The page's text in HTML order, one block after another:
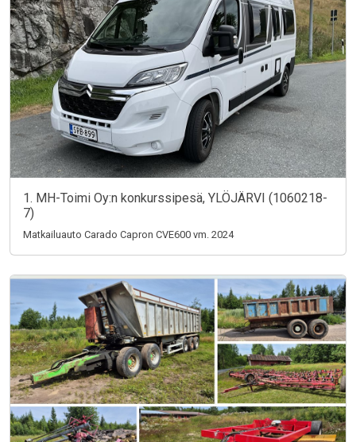
1. MH-Toimi Oy:n konkurssipesä, YLÖJÄRVI (1060218-
7)
Matkailuauto Carado Capron CVE600 vm. 2024